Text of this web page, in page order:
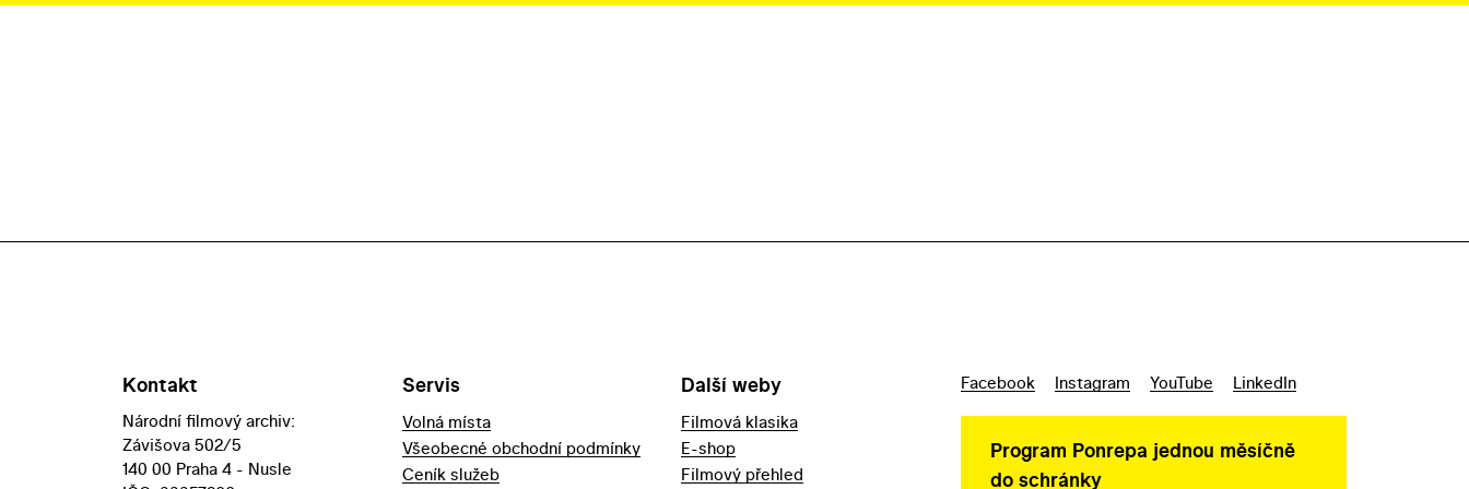
Kontakt
Národní filmový archiv:
Závišova 502/5
140 00 Praha 4 - Nusle
Servis
Volná místa
Všeobecné obchodní podmínky
Ceník služeb
Další weby
Filmová klasika
E-shop
Filmový přehled
Facebook Instagram YouTube LinkedIn
Program Ponrepa jednou měsíčně
do schránky